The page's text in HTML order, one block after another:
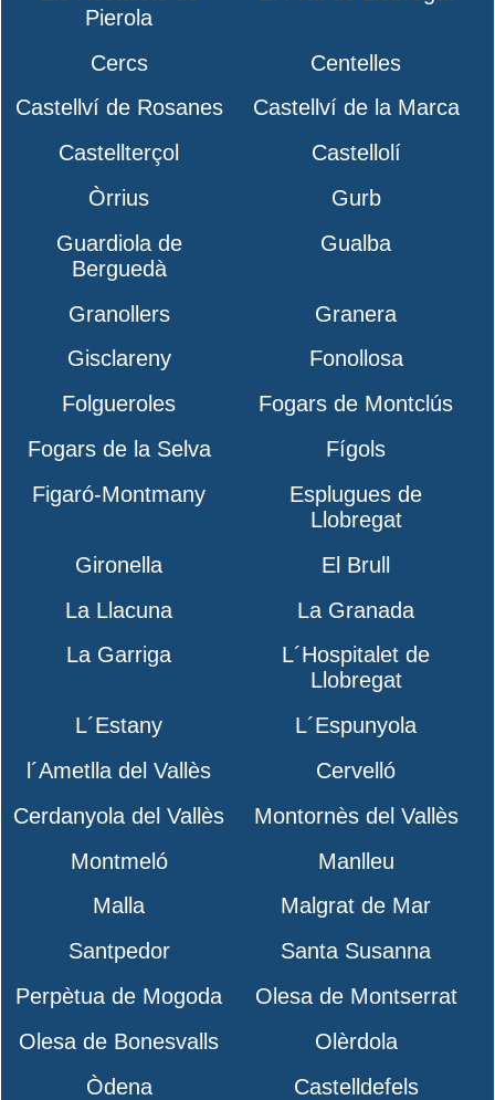
Pierola
Cercs
Centelles
Castellví de Rosanes
Castellví de la Marca
Castellterçol
Castellolí
Òrrius
Gurb
Guardiola de
Berguedà
Gualba
Granollers
Granera
Gisclareny
Fonollosa
Folgueroles
Fogars de Montclús
Fogars de la Selva
Fígols
Figaró-Montmany
Esplugues de
Llobregat
Gironella
El Brull
La Llacuna
La Granada
La Garriga
L´Hospitalet de
Llobregat
L´Estany
L´Espunyola
l´Ametlla del Vallès
Cervelló
Cerdanyola del Vallès
Montornès del Vallès
Montmeló
Manlleu
Malla
Malgrat de Mar
Santpedor
Santa Susanna
Perpètua de Mogoda
Olesa de Montserrat
Olesa de Bonesvalls
Olèrdola
Òdena
Castelldefels